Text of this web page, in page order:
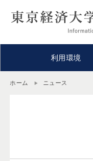
利用環境
ホーム ニュース